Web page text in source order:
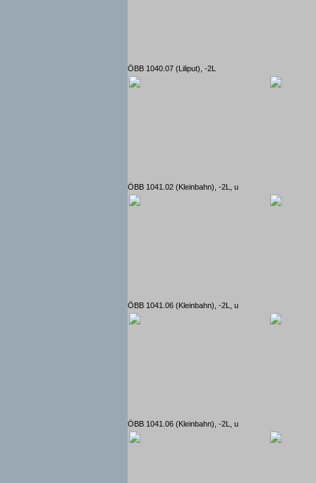
ÖBB 1040.07 (Liliput), -2L
ÖBB 1041.02 (Kleinbahn), -2L, u
ÖBB 1041.06 (Kleinbahn), -2L, u
ÖBB 1041.06 (Kleinbahn), -2L, u